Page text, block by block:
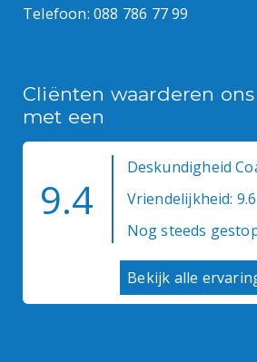
Telefoon: 088 786 77 99
Cliënten waarderen
met een
9.4
Deskundigheid
Vriendelijkheid: 9.6
Nog steeds
Bekijk alle